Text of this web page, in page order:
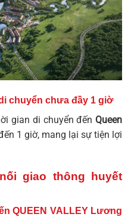
chuyển chưa đầy 1 giờ
gian di chuyển đến Queen
1 giờ, mang lại sự tiện lợi
giao thông huyết
QUEEN VALLEY Lương